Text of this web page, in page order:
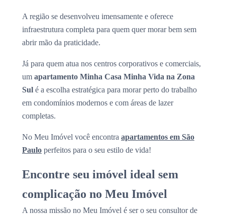
A região se desenvolveu imensamente e oferece
infraestrutura completa para quem quer morar bem sem
abrir mão da praticidade.
Já para quem atua nos centros corporativos e comerciais,
um apartamento Minha Casa Minha Vida na Zona
Sul é a escolha estratégica para morar perto do trabalho
em condomínios modernos e com áreas de lazer
completas.
No Meu Imóvel você encontra apartamentos em São
Paulo perfeitos para o seu estilo de vida!
Encontre seu imóvel ideal sem
complicação no Meu Imóvel
A nossa missão no Meu Imóvel é ser o seu consultor de